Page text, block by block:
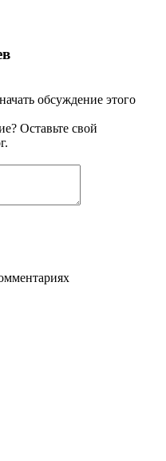
обсуждение этого
Оставьте свой